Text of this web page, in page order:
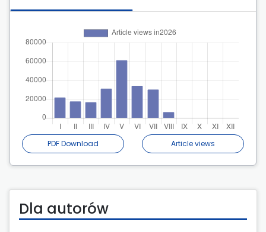
PDF Download Article views
Dla autorów